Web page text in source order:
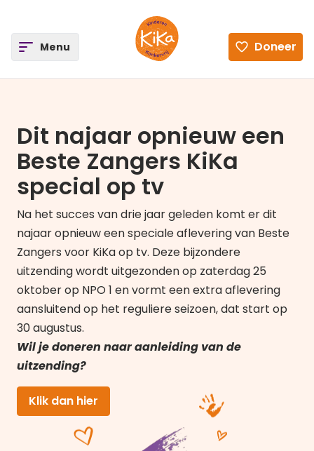
Open
Menu Doneer
Dit najaar opnieuw een
Beste Zangers KiKa
special op tv
Na het succes van drie jaar geleden komt er dit
najaar opnieuw een speciale aflevering van Beste
Zangers voor KiKa op tv. Deze bijzondere
uitzending wordt uitgezonden op zaterdag 25
oktober op NPO 1 en vormt een extra aflevering
aansluitend op het reguliere seizoen, dat start op
30 augustus.
Wil je doneren naar aanleiding van de
uitzending?
Klik dan hier